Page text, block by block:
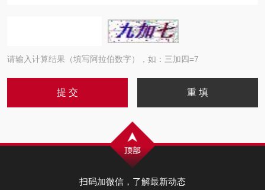
请输入计算结果（填写阿拉伯数字），如：三加四=7
扫码加微信，了解最新动态